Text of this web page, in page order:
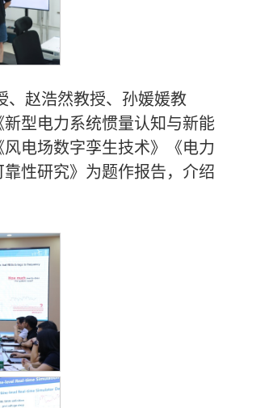
、赵浩然教授、孙媛媛教
型电力系统惯量认知与新能
电场数字孪生技术》《电力
性研究》为题作报告，介绍